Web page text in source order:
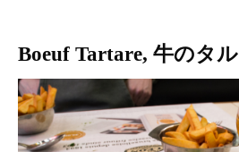
Boeuf Tartare, 牛のタ